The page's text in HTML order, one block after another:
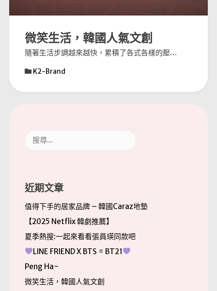
微笑生活，韓國人氣文創
隨著生活步調越來越快，累積了各式各樣的壓…
K2-Brand
字:
近期文章
值得下手的居家品牌 – 韓國Caraz地墊
【2025 Netflix 韓劇推薦】
夏季熱搜:一起來看看張員瑛同款吧
LINE FRIEND X BTS = BT21
Peng Ha~
微笑生活，韓國人氣文創